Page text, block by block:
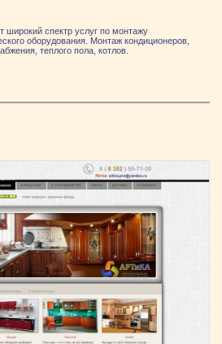
спектр услуг по монтажу
оборудования. Монтаж кондиционеров,
теплого пола, котлов.